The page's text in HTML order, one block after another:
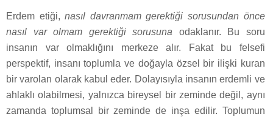
Erdem etiği,nasıl davranmam gerektiği sorusundan önce
nasıl var olmam gerektiği sorusuna odaklanır. Bu soru
insanın var olmaklığını merkeze alır. Fakat bu felsefi
perspektif, insanı toplumla ve doğayla özsel bir ilişki kuran
bir varolan olarak kabul eder. Dolayısıyla insanın erdemli ve
ahlaklı olabilmesi, yalnızca bireysel bir zeminde değil, aynı
zamanda toplumsal bir zeminde de inşa edilir. Toplumun